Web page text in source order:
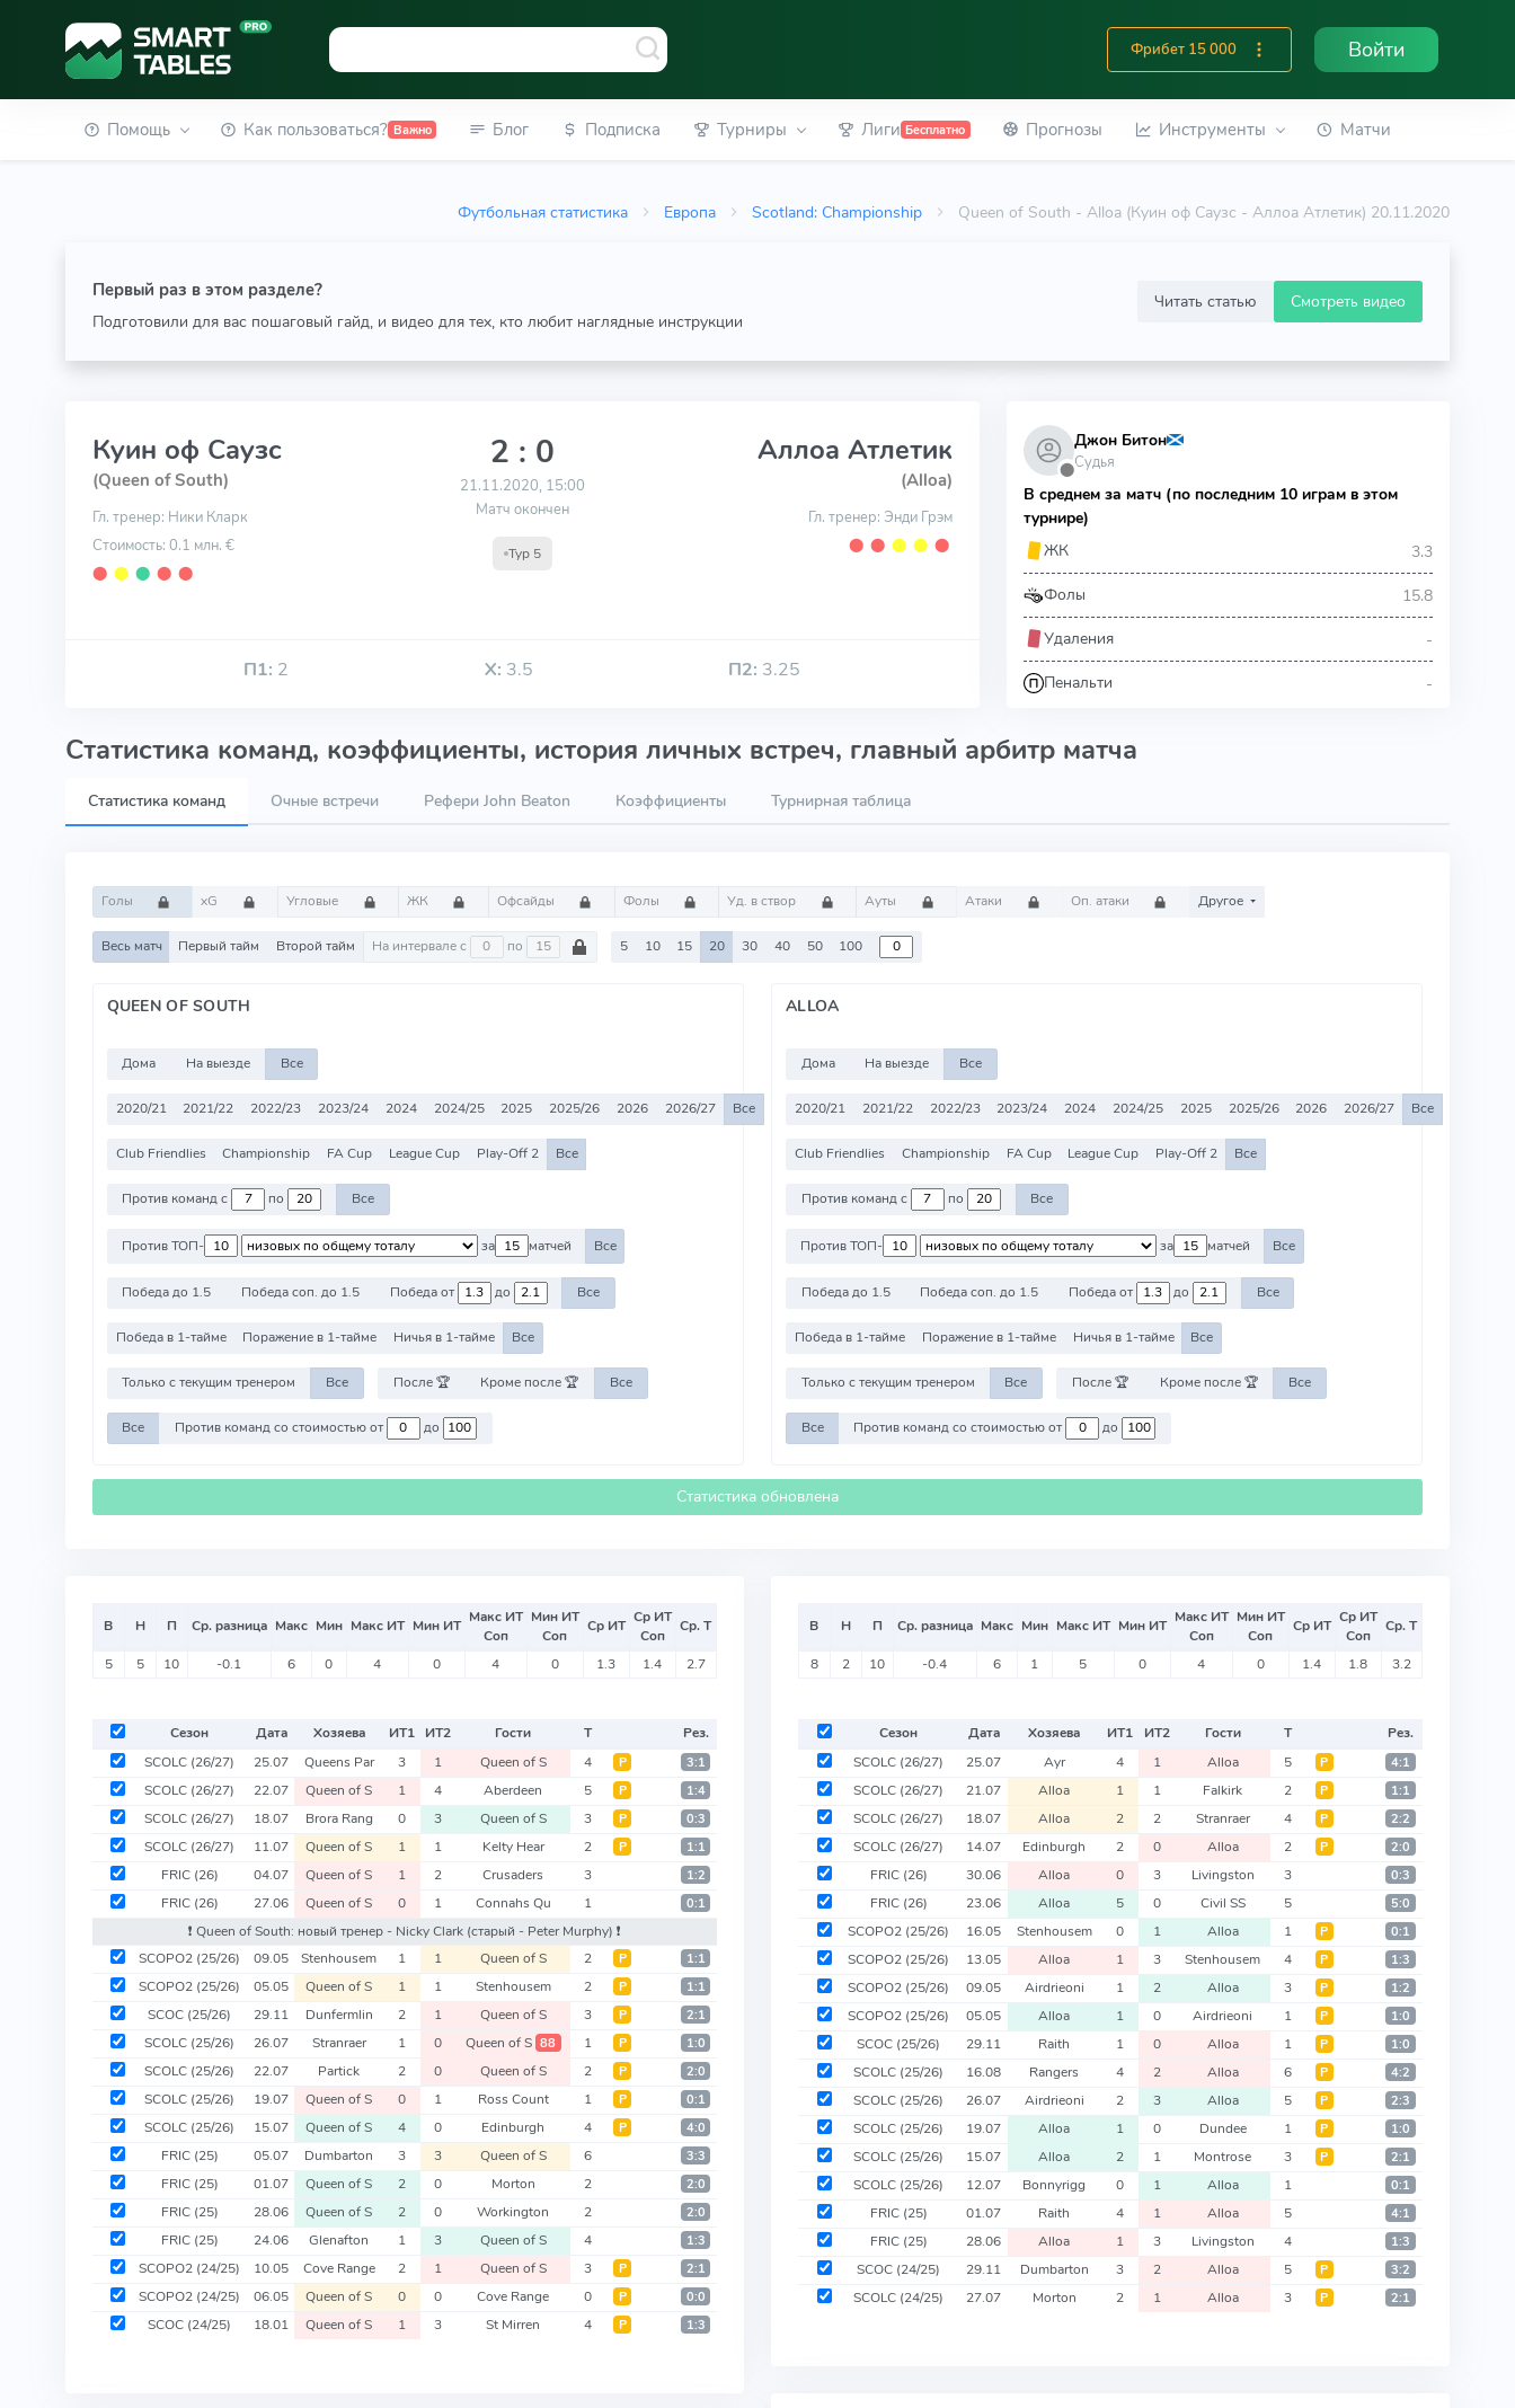
Фрибет 15 000 Войти
Помощь Как пользоваться? Важно Блог Подписка Турниры Лиги Бесплатно Прогнозы Инструменты Матчи
Футбольная статистика Европа Scotland: Championship Queen of South - Alloa (Куин оф Саузс - Аллоа Атлетик) 20.11.2020
Первый раз в этом разделе?
Подготовили для вас пошаговый гайд, и видео для тех, кто любит наглядные инструкции
Читать статью Смотреть видео
Куин оф Саузс
(Queen of South)
Гл. тренер: Ники Кларк
Стоимость: 0.1 млн. €
⬤ ⬤ ⬤ ⬤ ⬤
2 : 0
21.11.2020, 15:00
Матч окончен
Тур 5
Аллоа Атлетик
(Alloa)
Гл. тренер: Энди Грэм
⬤ ⬤ ⬤ ⬤ ⬤
П1: 2 Х: 3.5 П2: 3.25
⬤
Джон Битон
Судья
В среднем за матч (по последним 10 играм в этом
турнире)
ЖК
3.3
Фолы 15.8
Удаления -
Пенальти -
Статистика команд, коэффициенты, история личных встреч, главный арбитр матча
Статистика команд Очные встречи Рефери John Beaton Коэффициенты Турнирная таблица
Голы xG Угловые ЖК Офсайды Фолы Уд. в створ Ауты Атаки Оп. атаки Другое
Весь матч Первый тайм Второй тайм На интервале с по 5 10 15 20 30 40 50 100
QUEEN OF SOUTH
Дома На выезде Все
2020/21 2021/22 2022/23 2023/24 2024 2024/25 2025 2025/26 2026 2026/27 Все
Club Friendlies Championship FA Cup League Cup Play-Off 2 Все
Против команд с по Все
Против ТОП- за матчей Все
Победа до 1.5 Победа соп. до 1.5 Победа от до Все
Победа в 1-тайме Поражение в 1-тайме Ничья в 1-тайме Все
Только с текущим тренером Все После 🏆 Кроме после 🏆 Все
Все Против команд со стоимостью от до
ALLOA
Дома На выезде Все
2020/21 2021/22 2022/23 2023/24 2024 2024/25 2025 2025/26 2026 2026/27 Все
Club Friendlies Championship FA Cup League Cup Play-Off 2 Все
Против команд с по Все
Против ТОП- за матчей Все
Победа до 1.5 Победа соп. до 1.5 Победа от до Все
Победа в 1-тайме Поражение в 1-тайме Ничья в 1-тайме Все
Только с текущим тренером Все После 🏆 Кроме после 🏆 Все
Все Против команд со стоимостью от до
Статистика обновлена
В Н П Ср. разница Макс Мин Макс ИТ Мин ИТ Макс ИТ
Соп
Мин ИТ
Соп
Ср ИТ Ср ИТ
Соп
Ср. Т
5 5 10 -0.1 6 0 4 0 4 0 1.3 1.4 2.7
Сезон Дата Хозяева ИТ1 ИТ2 Гости Т
Рез.
SCOLC (26/27) 25.07 Queens Par 3 1 Queen of S 4 Р 3:1
SCOLC (26/27) 22.07 Queen of S 1 4 Aberdeen 5 Р 1:4
SCOLC (26/27) 18.07 Brora Rang 0 3 Queen of S 3 Р 0:3
SCOLC (26/27) 11.07 Queen of S 1 1 Kelty Hear 2 Р 1:1
FRIC (26) 04.07 Queen of S 1 2 Crusaders 3 1:2
FRIC (26) 27.06 Queen of S 0 1 Connahs Qu 1 0:1
❗️ Queen of South: новый тренер - Nicky Clark (старый - Peter Murphy) ❗️
SCOPO2 (25/26) 09.05 Stenhousem 1 1 Queen of S 2 Р 1:1
SCOPO2 (25/26) 05.05 Queen of S 1 1 Stenhousem 2 Р 1:1
SCOC (25/26) 29.11 Dunfermlin 2 1 Queen of S 3 Р 2:1
SCOLC (25/26) 26.07 Stranraer 1 0 Queen of S 88 1 Р 1:0
SCOLC (25/26) 22.07 Partick 2 0 Queen of S 2 Р 2:0
SCOLC (25/26) 19.07 Queen of S 0 1 Ross Count 1 Р 0:1
SCOLC (25/26) 15.07 Queen of S 4 0 Edinburgh 4 Р 4:0
FRIC (25) 05.07 Dumbarton 3 3 Queen of S 6 3:3
FRIC (25) 01.07 Queen of S 2 0 Morton 2 2:0
FRIC (25) 28.06 Queen of S 2 0 Workington 2 2:0
FRIC (25) 24.06 Glenafton 1 3 Queen of S 4 1:3
SCOPO2 (24/25) 10.05 Cove Range 2 1 Queen of S 3 Р 2:1
SCOPO2 (24/25) 06.05 Queen of S 0 0 Cove Range 0 Р 0:0
SCOC (24/25) 18.01 Queen of S 1 3 St Mirren 4 Р 1:3
В Н П Ср. разница Макс Мин Макс ИТ Мин ИТ Макс ИТ
Соп
Мин ИТ
Соп
Ср ИТ Ср ИТ
Соп
Ср. Т
8 2 10 -0.4 6 1 5 0 4 0 1.4 1.8 3.2
Сезон Дата Хозяева ИТ1 ИТ2 Гости Т
Рез.
SCOLC (26/27) 25.07 Ayr 4 1 Alloa 5 Р 4:1
SCOLC (26/27) 21.07 Alloa 1 1 Falkirk 2 Р 1:1
SCOLC (26/27) 18.07 Alloa 2 2 Stranraer 4 Р 2:2
SCOLC (26/27) 14.07 Edinburgh 2 0 Alloa 2 Р 2:0
FRIC (26) 30.06 Alloa 0 3 Livingston 3 0:3
FRIC (26) 23.06 Alloa 5 0 Civil SS 5 5:0
SCOPO2 (25/26) 16.05 Stenhousem 0 1 Alloa 1 Р 0:1
SCOPO2 (25/26) 13.05 Alloa 1 3 Stenhousem 4 Р 1:3
SCOPO2 (25/26) 09.05 Airdrieoni 1 2 Alloa 3 Р 1:2
SCOPO2 (25/26) 05.05 Alloa 1 0 Airdrieoni 1 Р 1:0
SCOC (25/26) 29.11 Raith 1 0 Alloa 1 Р 1:0
SCOLC (25/26) 16.08 Rangers 4 2 Alloa 6 Р 4:2
SCOLC (25/26) 26.07 Airdrieoni 2 3 Alloa 5 Р 2:3
SCOLC (25/26) 19.07 Alloa 1 0 Dundee 1 Р 1:0
SCOLC (25/26) 15.07 Alloa 2 1 Montrose 3 Р 2:1
SCOLC (25/26) 12.07 Bonnyrigg 0 1 Alloa 1 0:1
FRIC (25) 01.07 Raith 4 1 Alloa 5 4:1
FRIC (25) 28.06 Alloa 1 3 Livingston 4 1:3
SCOC (24/25) 29.11 Dumbarton 3 2 Alloa 5 Р 3:2
SCOLC (24/25) 27.07 Morton 2 1 Alloa 3 Р 2:1